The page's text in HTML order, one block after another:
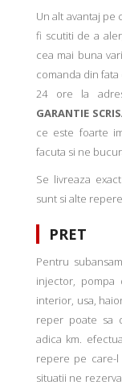
Un alt avantaj pe
fi scutiti de a
cea mai buna
comanda din
24 ore la
GARANTIE
ce este foarte
facuta si ne
Se livreaza
sunt si alte
PRET
Pentru
injector, pompa
interior, usa,
reper poate sa
adica km.
repere pe care-l
situatii ne